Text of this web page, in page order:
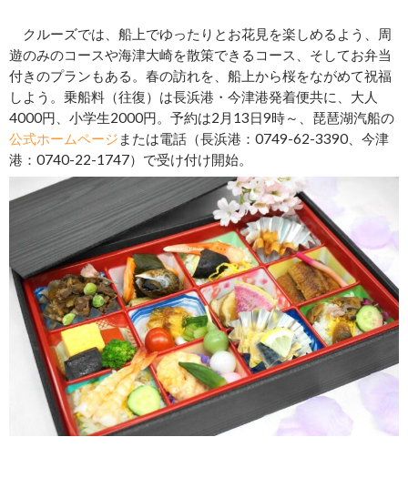
クルーズでは、船上でゆったりとお花見を楽しめるよう、周
遊のみのコースや海津大崎を散策できるコース、そしてお弁当
付きのプランもある。春の訪れを、船上から桜をながめて祝福
しよう。乗船料（往復）は長浜港・今津港発着便共に、大人
4000円、小学生2000円。予約は2月13日9時～、琵琶湖汽船の
公式ホームページ または電話（長浜港：0749-62-3390、今津
港：0740-22-1747）で受け付け開始。